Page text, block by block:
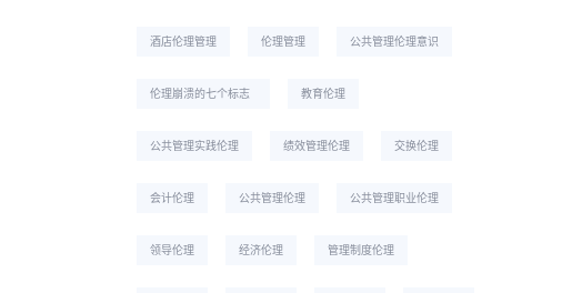
酒店伦理管理 伦理管理 公共管理伦理意识
伦理崩溃的七个标志 教育伦理
公共管理实践伦理 绩效管理伦理 交换伦理
会计伦理 公共管理伦理 公共管理职业伦理
领导伦理 经济伦理 管理制度伦理